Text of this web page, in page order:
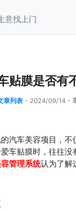
意找上门
贴膜是否有
章列表 - 2024/09/14 -
汽车美容项目，
车贴膜时，往往
管理系统认为了解